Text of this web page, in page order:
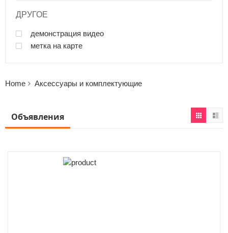
ДРУГОЕ
демонстрация видео
метка на карте
Home Аксессуары и комплектующие
Объявления